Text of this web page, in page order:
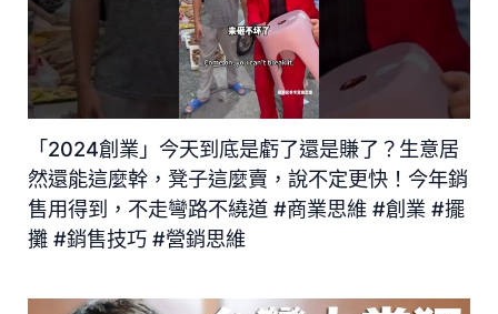
「2024創業」今天到底是虧了還是賺了？生意居
然還能這麼幹，凳子這麼賣，說不定更快！今年銷
售用得到，不走彎路不繞道 #商業思維 #創業 #擺
攤 #銷售技巧 #營銷思維